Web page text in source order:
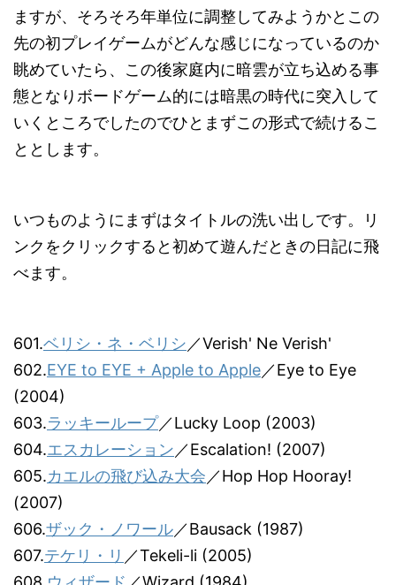
ますが、そろそろ年単位に調整してみようかとこの
先の初プレイゲームがどんな感じになっているのか
眺めていたら、この後家庭内に暗雲が立ち込める事
態となりボードゲーム的には暗黒の時代に突入して
いくところでしたのでひとまずこの形式で続けるこ
ととします。
いつものようにまずはタイトルの洗い出しです。リ
ンクをクリックすると初めて遊んだときの日記に飛
べます。
601.ベリシ・ネ・ベリシ ／Verish' Ne Verish'
602.EYE to EYE + Apple to Apple／Eye to Eye
(2004)
603.ラッキーループ／Lucky Loop (2003)
604.エスカレーション ／Escalation! (2007)
605.カエルの飛び込み大会 ／Hop Hop Hooray!
(2007)
606.ザック・ノワール／Bausack (1987)
607.テケリ・リ ／Tekeli-li (2005)